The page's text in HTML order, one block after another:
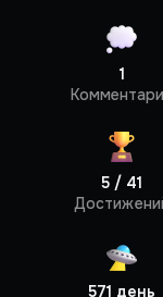
1
5 / 41
571 день